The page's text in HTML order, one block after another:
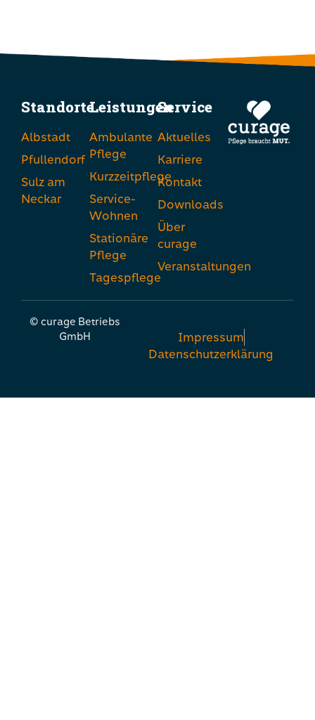
Standorte
Albstadt
Pfullendorf
Sulz am
Neckar
Leistungen
Ambulante
Pflege
Kurzzeitpflege
Service-
Wohnen
Stationäre
Pflege
Tagespflege
Service
Aktuelles
Karriere
Kontakt
Downloads
Über
curage
Veranstaltungen
© curage Betriebs
GmbH
Impressum
Datenschutzerklärung